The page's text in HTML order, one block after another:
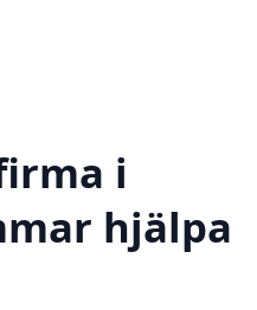
i
hjälpa